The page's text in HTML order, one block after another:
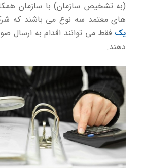
(به تشخیص سازمان) با سازمان
های معتمد سه نوع می باشند كه
یک فقط می توانند اقدام به ارسال
دهند.